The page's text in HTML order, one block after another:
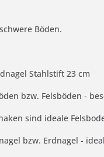
Böden.
Stahlstift 23 cm
bzw. Felsböden -
sind ideale
bzw. Erdnagel -